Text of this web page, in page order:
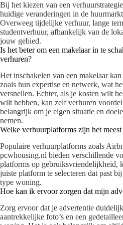
Bij het kiezen van een
huidige veranderingen in de
Overweeg tijdelijke verhuur, lange
studentverhuur, afhankelijk van de
jouw gebied.
Is het beter om een makelaar in te
verhuren?
Het inschakelen van een makelaar
zoals hun expertise en netwerk, wat
versnellen. Echter, als je kosten wilt
wilt hebben, kan zelf verhuren
belangrijk om je eigen situatie en
nemen.
Welke verhuurplatforms zijn het
Populaire verhuurplatforms zoals
pcwhousing.nl bieden verschillende
platforms op gebruiksvriendelijkheid,
juiste platform te selecteren dat past
type woning.
Hoe kan ik ervoor zorgen dat mijn
Zorg ervoor dat je advertentie
aantrekkelijke foto’s en een